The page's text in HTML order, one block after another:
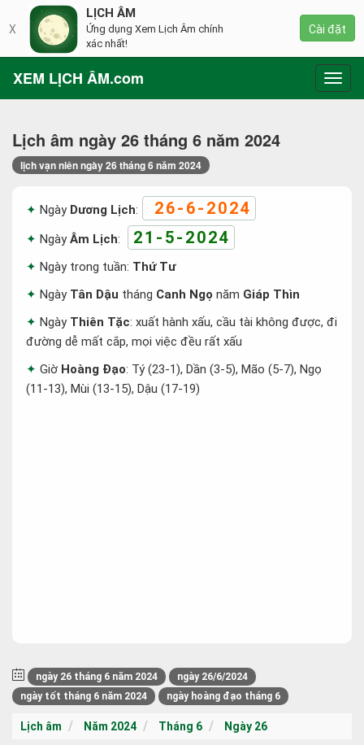
XEM LỊCH ÂM.com
Lịch âm ngày 26 tháng 6 năm 2024
lịch vạn niên ngày 26 tháng 6 năm 2024
Ngày Dương Lịch: 26-6-2024
NgàyÂm Lịch: 21-5-2024
Ngày trong tuần: Thứ Tư
Ngày Tân Dậu tháng Canh Ngọ năm Giáp Thìn
Ngày Thiên Tặc: xuất hành xấu, cầu tài không được, đi
đường dễ mất cắp, mọi việc đều rất xấu
Giờ Hoàng Đạo: Tý (23-1), Dần (3-5), Mão (5-7), Ngọ
(11-13), Mùi (13-15), Dậu (17-19)
ngày 26 tháng 6 năm 2024
ngày 26/6/2024
ngày tốt tháng 6 năm 2024
ngày hoàng đạo tháng 6
Lịch âm Năm 2024 Tháng 6 Ngày 26
X
LỊCH ÂM
Ứng dụng Xem Lịch Âm chính
xác nhất!
Cài đặt